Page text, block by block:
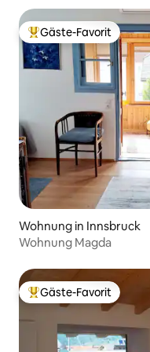
Beliebter Gäste-Favorit.
Gäste-Favorit
Wohnung in Innsbruck
Wohnung Magda
Beliebter Gäste-Favorit.
Gäste-Favorit